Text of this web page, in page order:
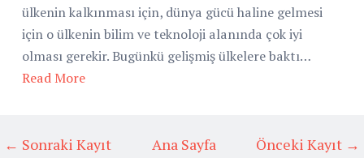
ülkenin kalkınması için, dünya gücü haline gelmesi
için o ülkenin bilim ve teknoloji alanında çok iyi
olması gerekir. Bugünkü gelişmiş ülkelere baktı…
Read More
← Sonraki Kayıt Önceki Kayıt →
Ana Sayfa